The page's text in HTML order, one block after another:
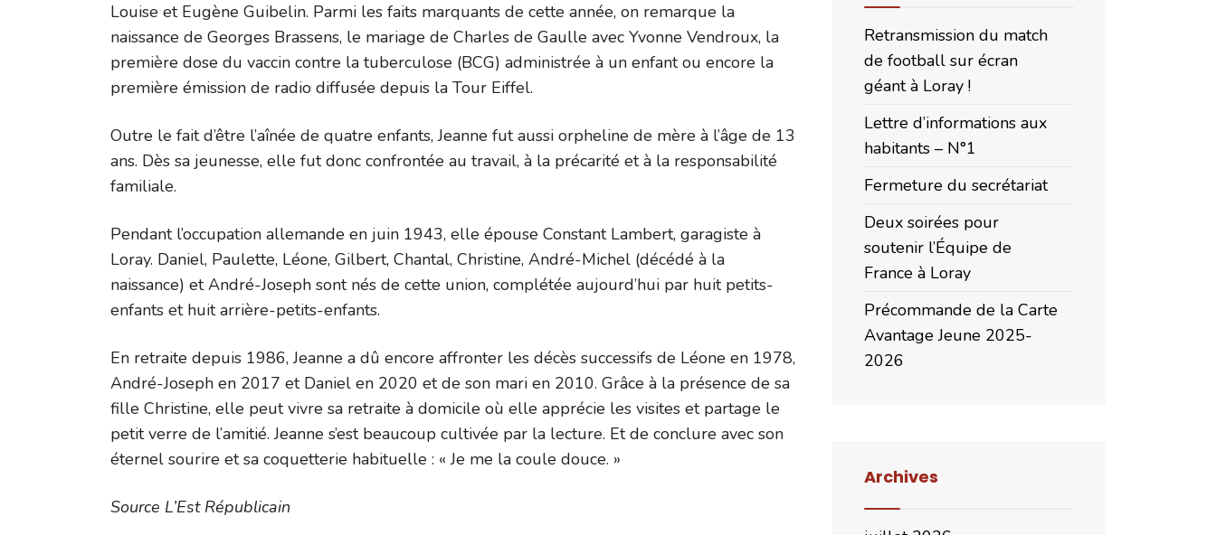
Louise et Eugène Guibelin. Parmi les faits marquants de cette année, on remarque la
naissance de Georges Brassens, le mariage de Charles de Gaulle avec Yvonne Vendroux, la
première dose du vaccin contre la tuberculose (BCG) administrée à un enfant ou encore la
première émission de radio diffusée depuis la Tour Eiffel.
Outre le fait d’être l’aînée de quatre enfants, Jeanne fut aussi orpheline de mère à l’âge de 13
ans. Dès sa jeunesse, elle fut donc confrontée au travail, à la précarité et à la responsabilité
familiale.
Pendant l’occupation allemande en juin 1943, elle épouse Constant Lambert, garagiste à
Loray. Daniel, Paulette, Léone, Gilbert, Chantal, Christine, André-Michel (décédé à la
naissance) et André-Joseph sont nés de cette union, complétée aujourd’hui par huit petits-
enfants et huit arrière-petits-enfants.
En retraite depuis 1986, Jeanne a dû encore affronter les décès successifs de Léone en 1978,
André-Joseph en 2017 et Daniel en 2020 et de son mari en 2010. Grâce à la présence de sa
fille Christine, elle peut vivre sa retraite à domicile où elle apprécie les visites et partage le
petit verre de l’amitié. Jeanne s’est beaucoup cultivée par la lecture. Et de conclure avec son
éternel sourire et sa coquetterie habituelle : « Je me la coule douce. »
Source L’Est Républicain
Retransmission du match
de football sur écran
géant à Loray !
Lettre d’informations aux
habitants – N°1
Fermeture du secrétariat
Deux soirées pour
soutenir l’Équipe de
France à Loray
Précommande de la Carte
Avantage Jeune 2025-
2026
Archives